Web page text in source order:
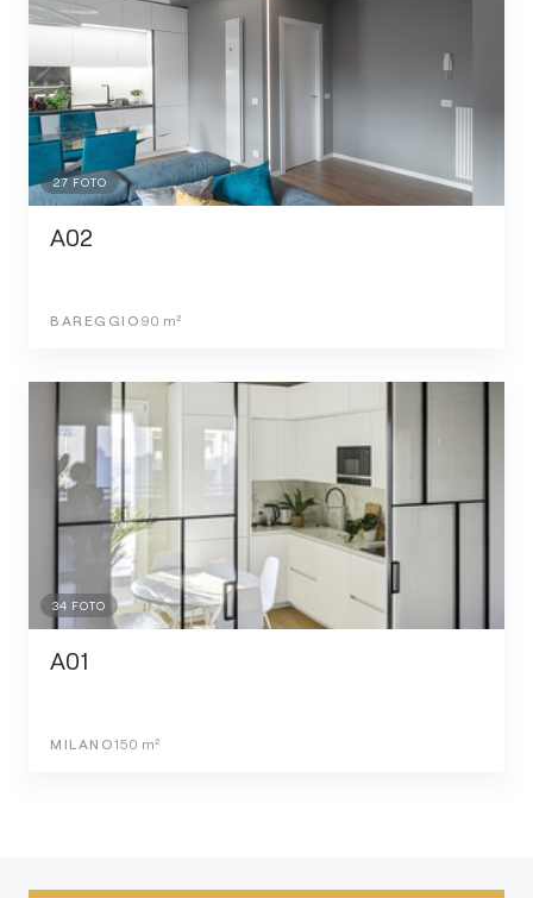
27FOTO
A02
BAREGGIO 90 m²
34 FOTO
A01
MILANO150 m²